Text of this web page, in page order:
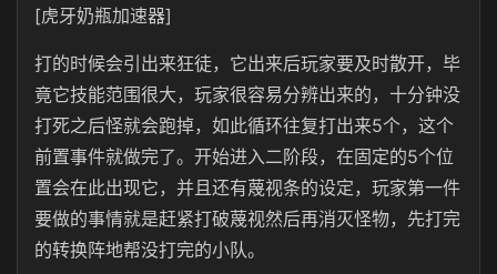
[虎牙奶瓶加速器]
打的时候会引出来狂徒，它出来后玩家要及时散开，毕
竟它技能范围很大，玩家很容易分辨出来的，十分钟没
打死之后怪就会跑掉，如此循环往复打出来5个，这个
前置事件就做完了。开始进入二阶段，在固定的5个位
置会在此出现它，并且还有蔑视条的设定，玩家第一件
要做的事情就是赶紧打破蔑视然后再消灭怪物，先打完
的转换阵地帮没打完的小队。